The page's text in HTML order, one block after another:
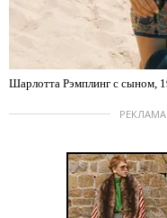
Шарлотта Рэмплинг с сыном,